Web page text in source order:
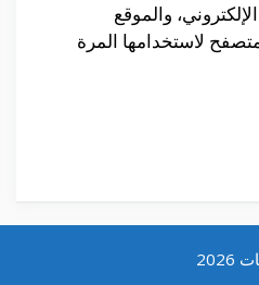
والموقع
لاستخدامها المرة